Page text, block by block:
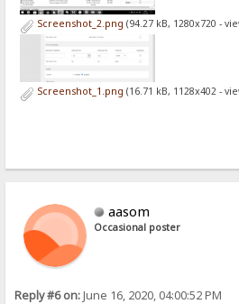
Screenshot_2.png (94.27 kB, 1280x720 -
Screenshot_1.png (16.71 kB, 1128x402 -
aasom
Occasional poster
Reply #6 on:June 16, 2020, 04:00:52 PM